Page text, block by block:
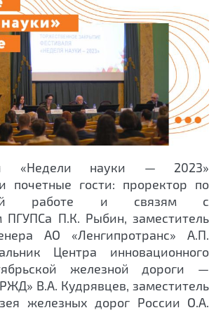
«Недели науки — 2023»
почетные гости: проректор по
работе и связям с
ПГУПСа П.К. Рыбин, заместитель
АО «Ленгипротранс» А.П.
Центра инновационного
железной дороги —
В.А. Кудрявцев, заместитель
железных дорог России О.А.